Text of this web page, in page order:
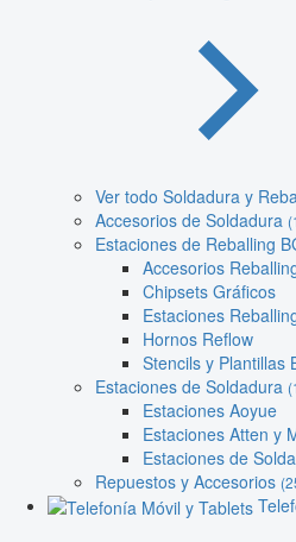
Ver todo Soldadura y
Accesorios de Soldadura
Estaciones de Reballing
Accesorios
Chipsets Gráficos
Estaciones
Hornos Reflow
Stencils y Plantillas
Estaciones de Soldadura
Estaciones Aoyue
Estaciones Atten y
Estaciones de
Repuestos y Accesorios